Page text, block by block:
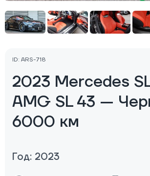
ID: ARS-718
2023 Mercedes
AMG SL 43 —
6000 км
Год: 2023